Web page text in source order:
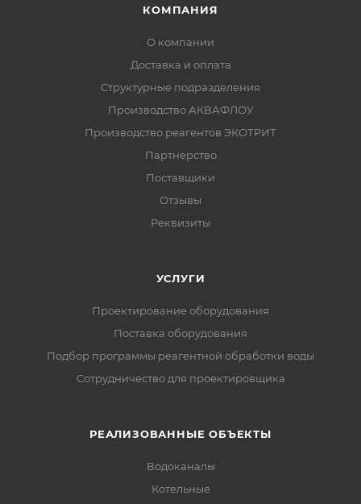
КОМПАНИЯ
О компании
Доставка и оплата
Структурные подразделения
Производство АКВАФЛОУ
Производство реагентов ЭКОТРИТ
Партнерство
Поставщики
Отзывы
Реквизиты
УСЛУГИ
Проектирование оборудования
Поставка оборудования
Подбор программы реагентной обработки воды
Сотрудничество для проектировщика
РЕАЛИЗОВАННЫЕ ОБЪЕКТЫ
Водоканалы
Котельные